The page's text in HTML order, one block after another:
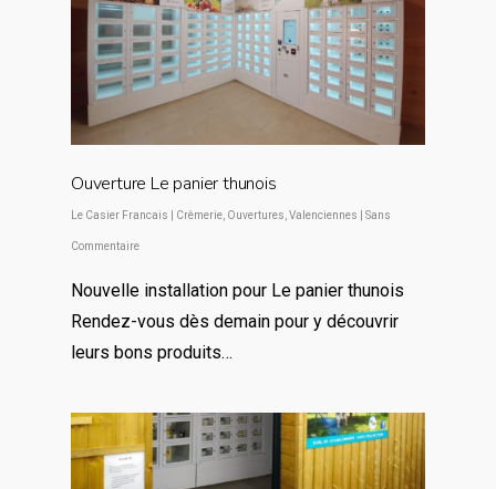
Ouverture Le panier thunois
Le Casier Francais Crèmerie Ouvertures Valenciennes Sans
Commentaire
Nouvelle installation pour Le panier thunois
Rendez-vous dès demain pour y découvrir
leurs bons produits…